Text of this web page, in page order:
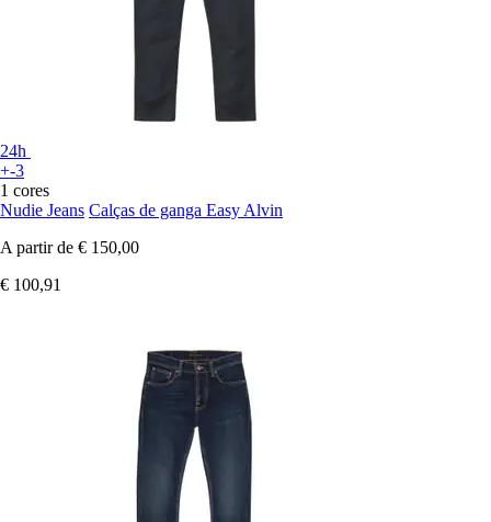
24h
+-3
1 cores
Nudie Jeans Calças de ganga Easy Alvin
A partir de € 150,00
€ 100,91